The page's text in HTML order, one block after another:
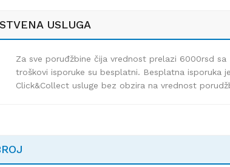
USLUGA
Za sve poruđžbine čija vrednost prelazi 6000rsd sa
troškovi isporuke su besplatni. Besplatna isporuka
Click&Collect usluge bez obzira na vrednost